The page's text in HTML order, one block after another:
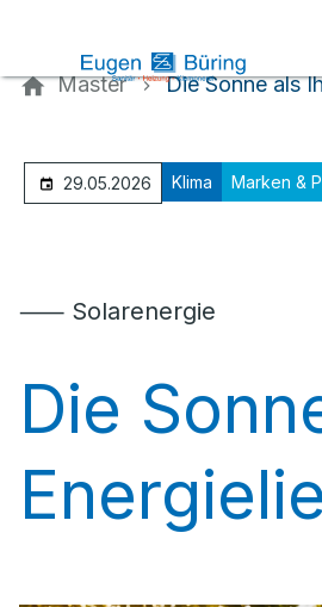
Master Die Sonne als
29.05.2026 Klima Marken &
⸺ Solarenergie
Die